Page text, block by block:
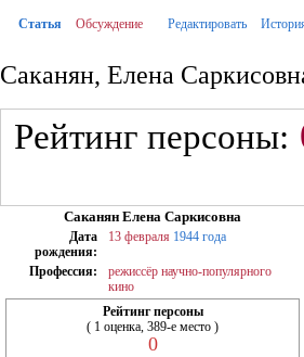
Статья Обсуждение Редактировать
Саканян, Елена
Рейтинг персоны:
Саканян Елена Саркисовна
Дата
рождения:
13 февраля 1944 года
Профессия:
режиссёр научно-популярного
кино
Рейтинг персоны
( 1 оценка, 389-е место )
0